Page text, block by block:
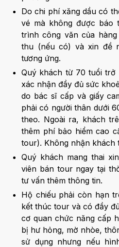
Do chi phí xăng dầu có
vé mà không được báo
trình công văn của
thu (nếu có) và xin đề
tương ứng.
Quý khách từ 70 tuổi trở
xác nhận đầy đủ sức
do bác sĩ cấp và giấy
phải có người thân dưới
theo. Ngoài ra, khách
thêm phí bảo hiểm cao
tour). Không nhận khách
Quý khách mang thai
viên bán tour ngay tại
tư vấn thêm thông tin.
Hộ chiếu phải còn hạn
kết thúc tour và có đầy
cơ quan chức năng cấp
bị hư hỏng, mờ nhòe,
sử dụng nhưng nếu